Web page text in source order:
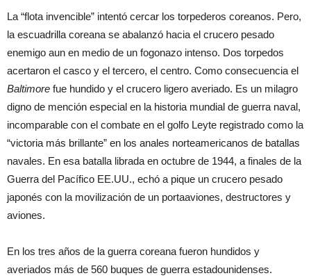
La “flota invencible” intentó cercar los torpederos coreanos. Pero,
la escuadrilla coreana se abalanzó hacia el crucero pesado
enemigo aun en medio de un fogonazo intenso. Dos torpedos
acertaron el casco y el tercero, el centro. Como consecuencia el
Baltimore fue hundido y el crucero ligero averiado. Es un milagro
digno de mención especial en la historia mundial de guerra naval,
incomparable con el combate en el golfo Leyte registrado como la
“victoria más brillante” en los anales norteamericanos de batallas
navales. En esa batalla librada en octubre de 1944, a finales de la
Guerra del Pacífico EE.UU., echó a pique un crucero pesado
japonés con la movilización de un portaaviones, destructores y
aviones.
En los tres años de la guerra coreana fueron hundidos y
averiados más de 560 buques de guerra estadounidenses.